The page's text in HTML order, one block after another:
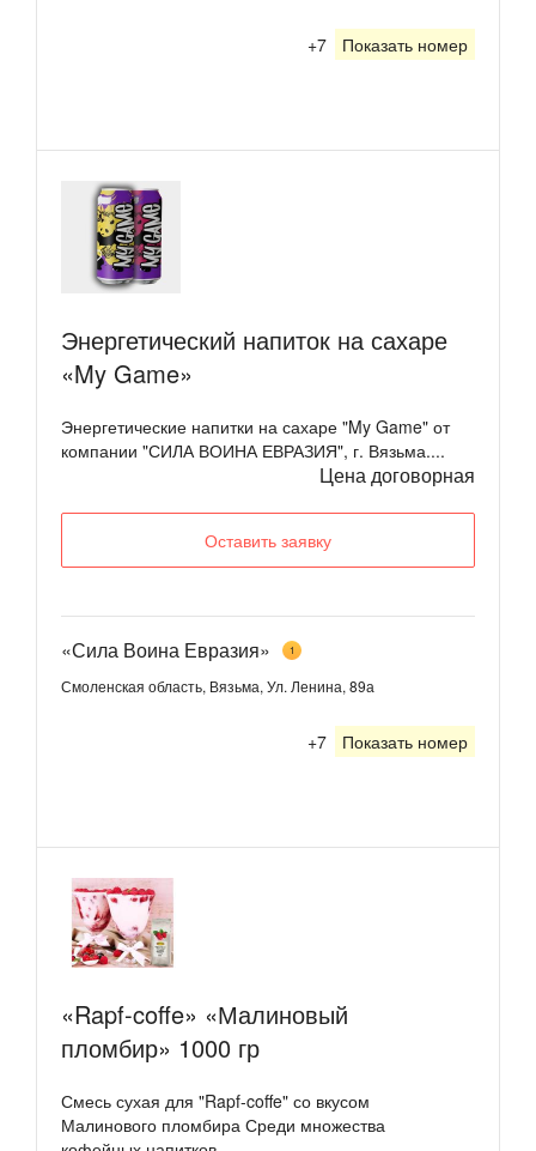
+7 Показать номер
Энергетический напиток на сахаре
«My Game»
Энергетические напитки на сахаре "My Game" от
компании "СИЛА ВОИНА ЕВРАЗИЯ", г. Вязьма....
Цена договорная
Оставить заявку
«Сила Воина Евразия» 1
Смоленская область, Вязьма, Ул. Ленина, 89а
+7 Показать номер
«Rapf-coffe» «Малиновый
пломбир» 1000 гр
Смесь сухая для "Rapf-coffe" со вкусом
Малинового пломбира Среди множества